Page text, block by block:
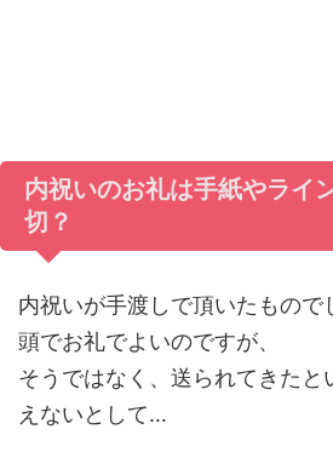
内祝いのお礼は手紙やライ
切？
内祝いが手渡しで頂いたもので
頭でお礼でよいのですが、
そうではなく、送られてきたと
えないとして…